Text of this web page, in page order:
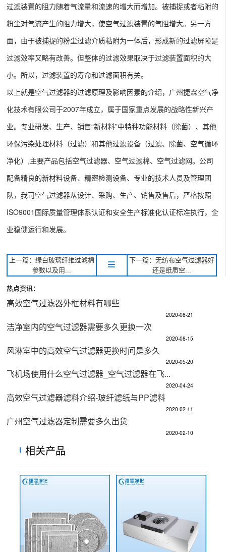
过滤装置的阻力随着气流量和流速的增大而增加。被捕捉或者粘附的
粉尘对气流产生的阻力增大，使空气过滤装置的气阻增大。另一方
面，由于被捕捉的粉尘过滤介质粘附为一体后，形成新的过滤屏障是
过滤效率又略有改善。但整体的过滤效果取决于过滤装置面积的大
小。所以，过滤装置的寿命和过滤面积有关。
以上就是空气过滤器的过滤原理及影响因素的介绍，广州捷霖空气净
化技术有限公司于2007年成立，属于国家重点发展的战略性新兴产
业。专业研发、生产、销售“新材料”中特种功能材料（除菌）、其他
环保污染处理材料（过滤）和其他过滤设备（过滤、除菌、空气循环
净化）,主要产品包括空气过滤器、空气过滤棉、空气过滤网。公司
配备精良的新材料设备、精密检测设备、专业的技术人员及管理团
队，我司空气过滤器从设计、采购、生产、销售及售后，严格按照
ISO9001国际质量管理体系认证和安全生产标准化认证标准执行，企
业稳健运行和发展。
上一篇：绿白玻璃纤维过滤棉
参数以及用...
下一篇：无纺布空气过滤器好
还是纸质空...
热点资讯：
高效空气过滤器外框材料有哪些
2020-08-21
洁净室内的空气过滤器需要多久更换一次
2020-08-15
风淋室中的高效空气过滤器更换时间是多久
2020-05-20
飞机场使用什么空气过滤器_空气过滤器在飞...
2020-04-24
高效空气过滤器滤料介绍-玻纤滤纸与PP滤料
2020-02-11
广州空气过滤器定制需要多久出货
2020-02-10
相关产品